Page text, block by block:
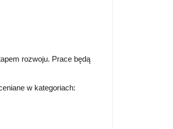
rozwoju. Prace będą
w kategoriach: